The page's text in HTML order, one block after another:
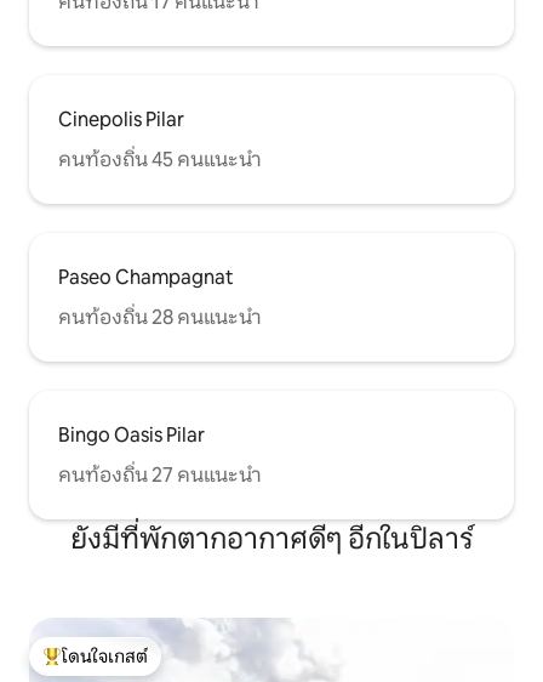
Cinepolis Pilar
คนท้องถิ่น 45 คนแนะนำ
Paseo Champagnat
คนท้องถิ่น 28 คนแนะนำ
Bingo Oasis Pilar
คนท้องถิ่น 27 คนแนะนำ
ยังมีที่พักตากอากาศดีๆ อีกในปิลาร์
โดนใจเกสต์ที่สุด
โดนใจเกสต์